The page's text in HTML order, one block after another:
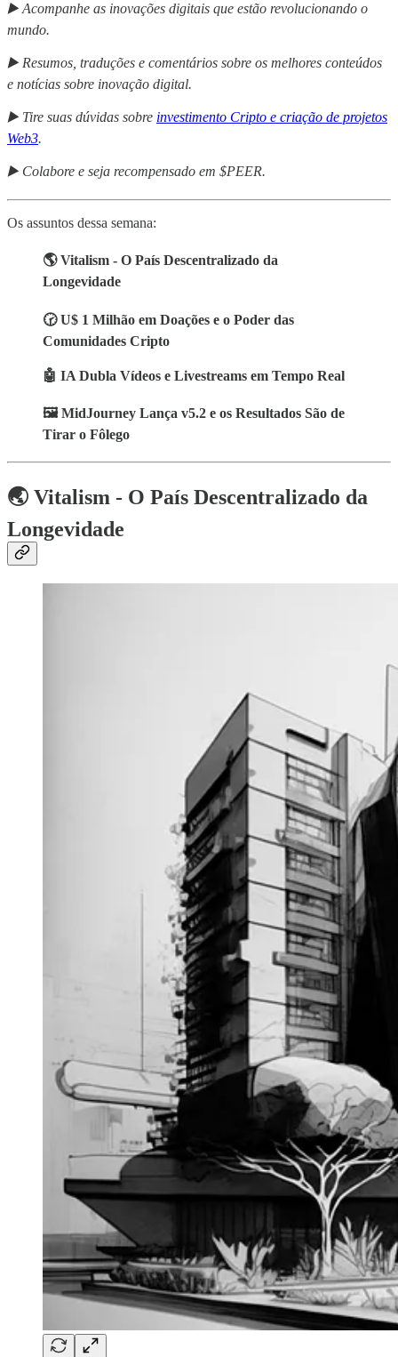
▶️ Acompanhe as inovações digitais que estão revolucionando o
mundo.
▶️ Resumos, traduções e comentários sobre os melhores conteúdos
e notícias sobre inovação digital.
▶️ Tire suas dúvidas sobre investimento Cripto e criação de projetos
Web3.
▶️ Colabore e seja recompensado em $PEER.
Os assuntos dessa semana:
🌎 Vitalism - O País Descentralizado da
Longevidade
🕝 U$ 1 Milhão em Doações e o Poder das
Comunidades Cripto
🤖 IA Dubla Vídeos e Livestreams em Tempo Real
🖼️ MidJourney Lança v5.2 e os Resultados São de
Tirar o Fôlego
🌏 Vitalism - O País Descentralizado da
Longevidade